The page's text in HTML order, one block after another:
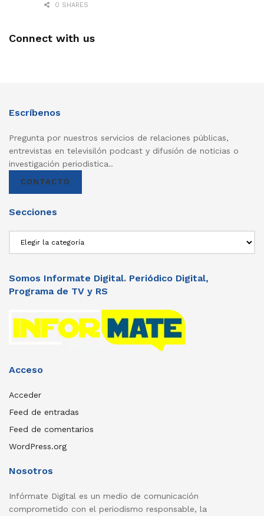
0 SHARES
Connect with us
Escríbenos
Pregunta por nuestros servicios de relaciones públicas,
entrevistas en televisilón podcast y difusión de noticias o
investigación periodistica..
CONTACTO
Secciones
Somos Informate Digital. Periódico Digital,
Programa de TV y RS
Acceso
Acceder
Feed de entradas
Feed de comentarios
WordPress.org
Nosotros
Infórmate Digital es un medio de comunicación
comprometido con el periodismo responsable, la